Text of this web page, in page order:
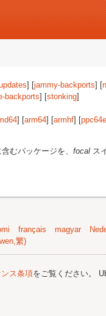
] [jammy-backports] [
backports] [stonking]
] [arm64] [armhf] [ppc64el
むパッケージを、 focal ス
français magyar
繁)
ス条項をご覧ください。